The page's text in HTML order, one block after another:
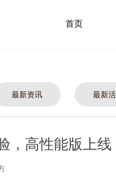
首页
最新资讯 最新
，高性能版上线